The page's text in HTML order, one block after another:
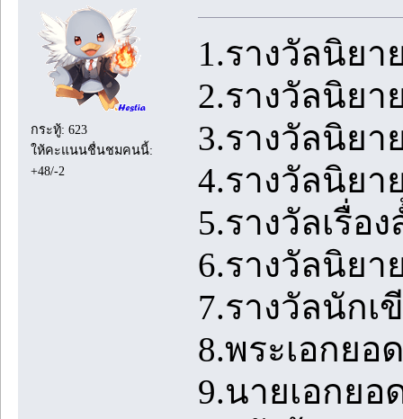
กระทู้: 623
ให้คะแนนชื่นชมคนนี้:
+48/-2
1.รางวัลนิย
2.รางวัลนิยา
3.รางวัลนิย
4.รางวัลนิย
5.รางวัลเรื่อ
6.รางวัลนิยา
7.รางวัลนักเ
8.พระเอกยอ
9.นายเอกยอ